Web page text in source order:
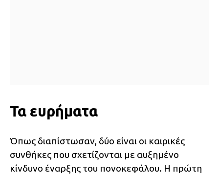
Τα ευρήματα
Όπως διαπίστωσαν, δύο είναι οι καιρικές
συνθήκες που σχετίζονται με αυξημένο
κίνδυνο έναρξης του πονοκεφάλου. Η πρώτη